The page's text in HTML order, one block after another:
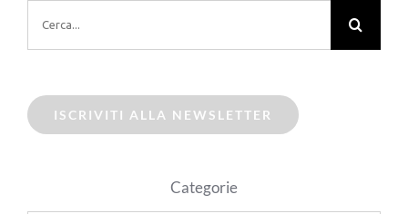
per:
ISCRIVITI ALLA NEWSLETTER
Categorie